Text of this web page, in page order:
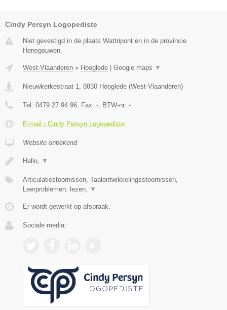
Cindy Persyn Logopediste
Niet gevestigd in de plaats Wattripont en in de provincie
Henegouwen.
West-Vlaanderen » Hooglede | Google maps ▼
Nieuwkerkestraat 1 8830 Hooglede (West-Vlaanderen)
Tel: 0479 27 94 96 , Fax: - , BTW-nr: -
E-mail › Cindy Persyn Logopediste
Website onbekend
Hallo, ▼
Articulatiestoornissen, Taalontwikkelingsstoornissen,
Leerproblemen: lezen,
▼
Er wordt gewerkt op afspraak.
Sociale media: